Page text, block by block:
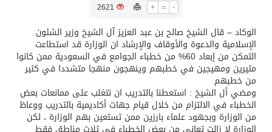
كسوة الكعبة تعتلي البيت العتيق
“سبيس إكس” تطلق 24 قمرًا صناعيًا جديدًا إلى الفضاء
+ = -
2621
الوكاد – قال الشيخ صالح بن عبد العزيز آل الشيخ وزير الشئون
الإسلامية والدعوة والأوقاف والإرشاد ان الوزارة قد استطاعت
التمكن من إبعاد 60% من خطباء الجوامع في السعودية ممن كانوا
مثيرين ومهيجين في خطبهم وينهجون منهجا متشددا في كثير
من خطبهم
ومضي أل الشيخ : استعطنا بالتدريب ان نتغلب على ممانعات بعض
الخطباء في الالتزام من خلال قيام جهات أكاديمية بالتدريب ووعاظ
من الوزارة وبجهود علماء بارزين ممن تستعين بهم الوزارة ، لكن